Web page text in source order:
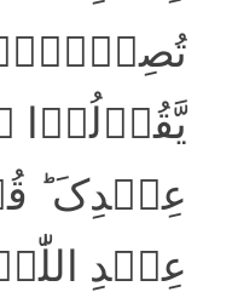
تُصِبۡہُمۡ
عِنۡدِکَ
عِنۡدِ